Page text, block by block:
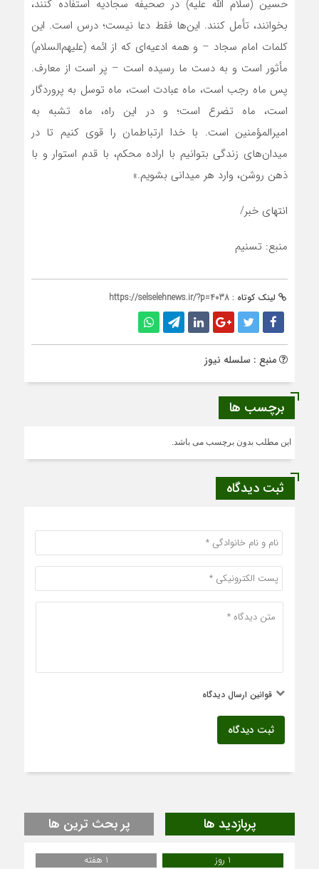
حسین (سلام الله علیه) در صحیفه سجادیه استفاده کنند،
بخوانند، تأمل کنند. این‌ها فقط دعا نیست؛ درس است. این
کلمات امام سجاد – و همه ادعیه‌‏اى که از ائمه (علیهم‌‏السلام)
مأثور است و به دست ما رسیده است – پر است از معارف.
پس ماه رجب است، ماه عبادت است، ماه توسل به پروردگار
است، ماه تضرع است؛ و در این راه، ماه تشبه به
امیرالمؤمنین است. با خدا ارتباطمان را قوى کنیم تا در
میدان‌هاى زندگى بتوانیم با اراده محکم، با قدم استوار و با
ذهن روشن، وارد هر میدانى بشویم.»
انتهای خبر/
منبع: تسنیم
لینک کوتاه : https://selselehnews.ir/?p=4038
منبع : سلسله نیوز
برچسب ها
این مطلب بدون برچسب می باشد.
ثبت دیدگاه
قوانین ارسال دیدگاه
ثبت دیدگاه
پربازدید ها پر بحث ترین ها
1 روز
1 هفته